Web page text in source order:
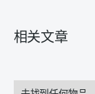
相关文章